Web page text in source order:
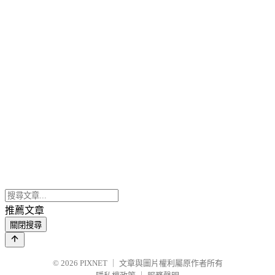
推薦文章
關閉搜尋
© 2026 PIXNET
文章與圖片權利屬原作者所有